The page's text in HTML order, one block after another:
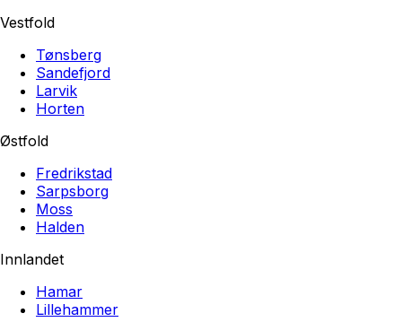
Vestfold
Tønsberg
Sandefjord
Larvik
Horten
Østfold
Fredrikstad
Sarpsborg
Moss
Halden
Innlandet
Hamar
Lillehammer